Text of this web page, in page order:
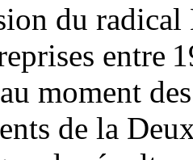
du
entre
moment
de la